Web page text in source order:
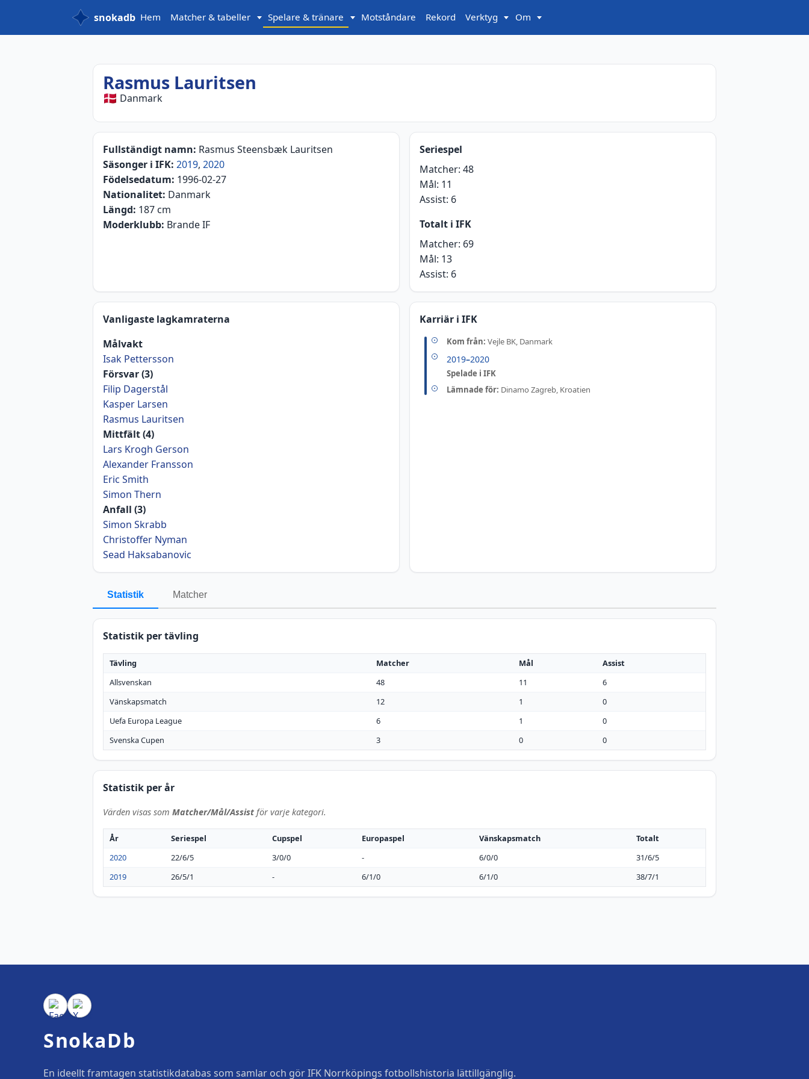
snokadb Hem Matcher & tabeller Spelare & tränare Motståndare Rekord Verktyg Om
Rasmus Lauritsen
🇩🇰 Danmark
Fullständigt namn: Rasmus Steensbæk Lauritsen
Säsonger i IFK: 2019, 2020
Födelsedatum: 1996-02-27
Nationalitet: Danmark
Längd: 187 cm
Moderklubb: Brande IF
Seriespel
Matcher: 48
Mål: 11
Assist: 6
Totalt i IFK
Matcher: 69
Mål: 13
Assist: 6
Vanligaste lagkamraterna
Målvakt
Isak Pettersson
Försvar (3)
Filip Dagerstål
Kasper Larsen
Rasmus Lauritsen
Mittfält (4)
Lars Krogh Gerson
Alexander Fransson
Eric Smith
Simon Thern
Anfall (3)
Simon Skrabb
Christoffer Nyman
Sead Haksabanovic
Karriär i IFK
Kom från: Vejle BK, Danmark
2019–2020
Spelade i IFK
Lämnade för: Dinamo Zagreb, Kroatien
Statistik Matcher
Statistik per tävling
Tävling Matcher Mål
Assist
Allsvenskan
48 11
6
Vänskapsmatch
12 1
0
Uefa Europa League
6 1
0
Svenska Cupen
3 0 0
Statistik per år
Värden visas som Matcher/Mål/Assist för varje kategori.
År Seriespel Cupspel Europaspel Vänskapsmatch
Totalt
2020
22/6/5 3/0/0 - 6/0/0
31/6/5
2019
26/5/1 - 6/1/0 6/1/0 38/7/1
SnokaDb
En ideellt framtagen statistikdatabas som samlar och gör IFK Norrköpings fotbollshistoria lättillgänglig.